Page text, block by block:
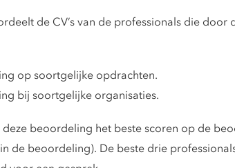
de CV’s van de professionals die
op soortgelijke opdrachten.
bij soortgelijke organisaties.
deze beoordeling het beste scoren op de
de beoordeling). De beste drie